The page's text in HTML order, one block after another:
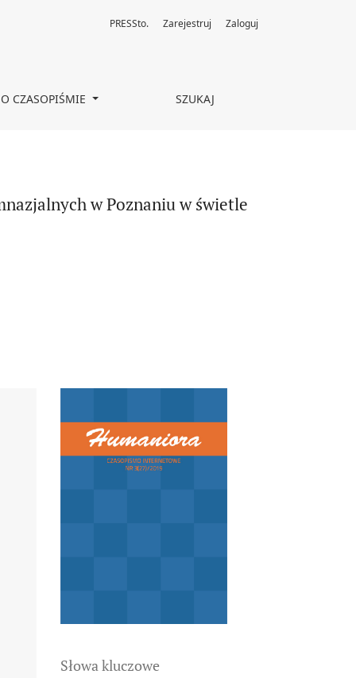
Viktora E. Frankla i Dirka Hutsebauta
O CZASOPIŚMIE SZUKAJ
PRESSto. Zarejestruj Zaloguj
w Poznaniu w świetle
Słowa kluczowe